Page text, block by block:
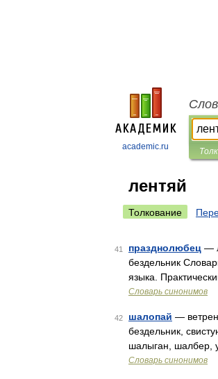
academic.ru
лентяй
Толкование
41 празднолюбец —
бездельник
языка.
Словарь синонимов
42 шалопай —
бездельник,
шалыган, шалбер,
Словарь синонимов